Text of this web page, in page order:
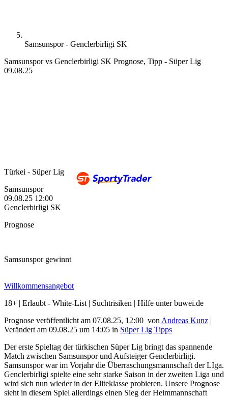
Samsunspor - Genclerbirligi SK
Samsunspor vs Genclerbirligi SK Prognose, Tipp - Süper Lig
09.08.25
Türkei - Süper Lig
Samsunspor
09.08.25 12:00
Genclerbirligi SK
Prognose
Samsunspor gewinnt
Willkommensangebot
18+ | Erlaubt - White-List | Suchtrisiken | Hilfe unter buwei.de
Prognose veröffentlicht am 07.08.25, 12:00 von Andreas Kunz |
Verändert am 09.08.25 um 14:05 in Süper Lig Tipps
Der erste Spieltag der türkischen Süper Lig bringt das spannende
Match zwischen Samsunspor und Aufsteiger Genclerbirligi.
Samsunspor war im Vorjahr die Überraschungsmannschaft der LIga.
Genclerbirligi spielte eine sehr starke Saison in der zweiten Liga und
wird sich nun wieder in der Eliteklasse probieren. Unsere Prognose
sieht in diesem Spiel allerdings einen Sieg der Heimmannschaft